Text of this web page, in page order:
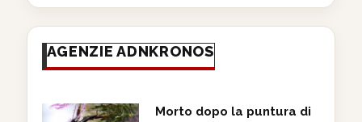
AGENZIE ADNKRONOS
Morto dopo la puntura di